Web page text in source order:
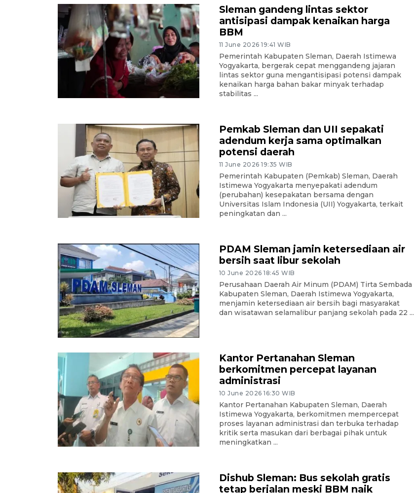
Sleman gandeng lintas sektor
antisipasi dampak kenaikan harga
BBM
11 June 2026 19:41 WIB
Pemerintah Kabupaten Sleman, Daerah Istimewa
Yogyakarta, bergerak cepat menggandeng jajaran
lintas sektor guna mengantisipasi potensi dampak
kenaikan harga bahan bakar minyak terhadap
stabilitas ...
Pemkab Sleman dan UII sepakati
adendum kerja sama optimalkan
potensi daerah
11 June 2026 19:35 WIB
Pemerintah Kabupaten (Pemkab) Sleman, Daerah
Istimewa Yogyakarta menyepakati adendum
(perubahan) kesepakatan bersama dengan
Universitas Islam Indonesia (UII) Yogyakarta, terkait
peningkatan dan ...
PDAM Sleman jamin ketersediaan air
bersih saat libur sekolah
10 June 2026 18:45 WIB
Perusahaan Daerah Air Minum (PDAM) Tirta Sembada
Kabupaten Sleman, Daerah Istimewa Yogyakarta,
menjamin ketersediaan air bersih bagi masyarakat
dan wisatawan selamalibur panjang sekolah pada 22 ...
Kantor Pertanahan Sleman
berkomitmen percepat layanan
administrasi
10 June 2026 16:30 WIB
Kantor Pertanahan Kabupaten Sleman, Daerah
Istimewa Yogyakarta, berkomitmen mempercepat
proses layanan administrasi dan terbuka terhadap
kritik serta masukan dari berbagai pihak untuk
meningkatkan ...
Dishub Sleman: Bus sekolah gratis
tetap berjalan meski BBM naik